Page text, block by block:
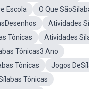
Escola
O Que
Atividades
Tônicas
Atividades
Tônicas3 Ano
Tônicas
Jogos
Tônicas